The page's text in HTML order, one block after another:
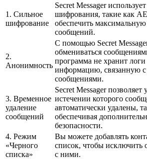
1. Сильное
шифрование
Secret Messager
шифрования, такие как
обеспечить
сообщений.
2.
Анонимность
С помощью Secret
обмениваться
программа не хранит
информацию, связанную
сообщениями.
3. Временное
удаление
сообщений
Secret Messager позволяет
истечении которого
автоматически удалены,
обеспечивая
безопасности.
4. Режим
«Черного
списка»
Вы можете добавлять
список, чтобы исключить
с ними.